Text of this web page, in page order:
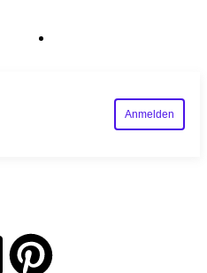
Anmelden